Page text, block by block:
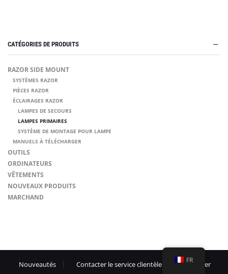
CATÉGORIES DE PRODUITS
RAZOR SIDE MOUNT
SYSTÈMES RAZOR
PIÈCES RAZOR
ÉCLAIRAGES RAZOR
LAMPES DE SECOURS
LAMPES PRIMAIRES
SYSTÈME DE MONTAGE POUR LAMPE
MANUELS À TÉLÉCHARGER
OUTILS
ORDINATEURS
VÊTEMENTS
NOUVEAUX PRODUITS
MARCHAND
INFO
MON COMPTE
SOYONS SOCIAL
Nouveautés Contacter le service clientèle Imprimer
FR